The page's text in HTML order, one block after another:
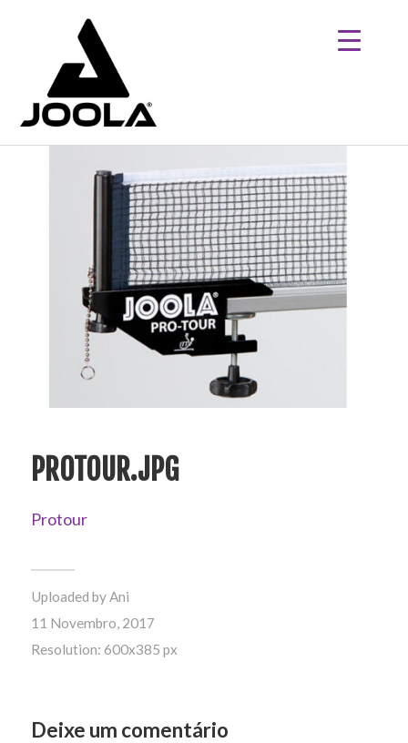
PROTOUR.JPG
Protour
Uploaded byAni
11 Novembro, 2017
Resolution: 600x385 px
Deixe um comentário